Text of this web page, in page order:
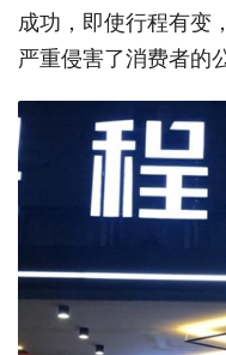
成功，即使行程有变
严重侵害了消费者的